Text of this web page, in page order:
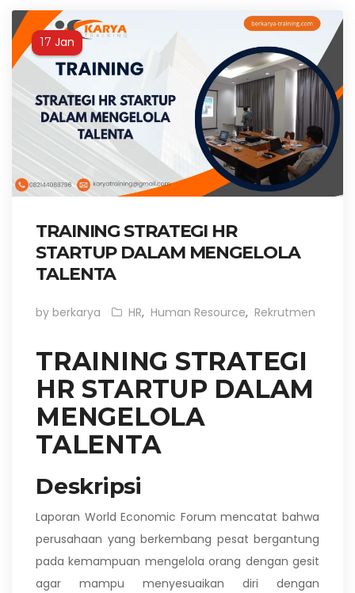
17 Jan
TRAINING STRATEGI HR
STARTUP DALAM MENGELOLA
TALENTA
by berkarya HR, Human Resource, Rekrutmen
TRAINING STRATEGI
HR STARTUP DALAM
MENGELOLA
TALENTA
Deskripsi
Laporan World Economic Forum mencatat bahwa
perusahaan yang berkembang pesat bergantung
pada kemampuan mengelola orang dengan gesit
agar mampu menyesuaikan diri dengan